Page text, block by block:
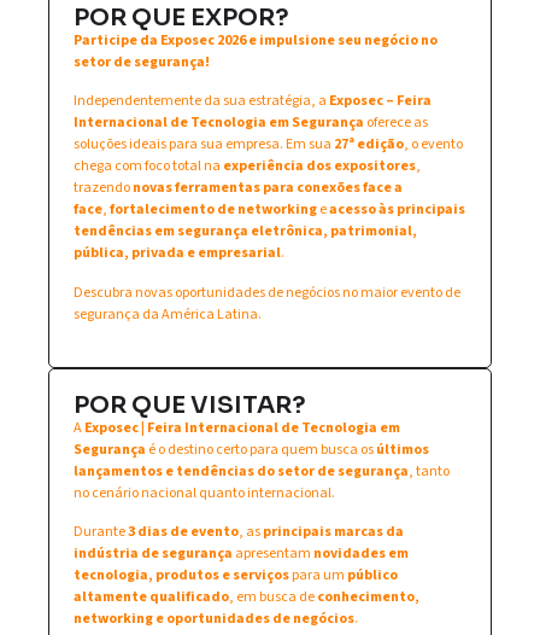
POR QUE EXPOR?
Participe da Exposec 2026 e impulsione seu negócio no
setor de segurança!
Independentemente da sua estratégia, a Exposec – Feira
Internacional de Tecnologia em Segurança oferece as
soluções ideais para sua empresa. Em sua 27ª edição, o evento
chega com foco total na experiência dos expositores,
trazendonovas ferramentas para conexões face a
face,fortalecimento de networkingeacesso às principais
tendências em segurança eletrônica, patrimonial,
pública, privada e empresarial.
Descubra novas oportunidades de negócios no maior evento de
segurança da América Latina.
POR QUE VISITAR?
AExposec | Feira Internacional de Tecnologia em
Segurança é o destino certo para quem busca osúltimos
lançamentos e tendências do setor de segurança, tanto
no cenário nacional quanto internacional.
Durante3 dias de evento, asprincipais marcas da
indústria de segurança apresentam novidades em
tecnologia, produtos e serviçospara um público
altamente qualificado, em busca deconhecimento,
networking e oportunidades de negócios.